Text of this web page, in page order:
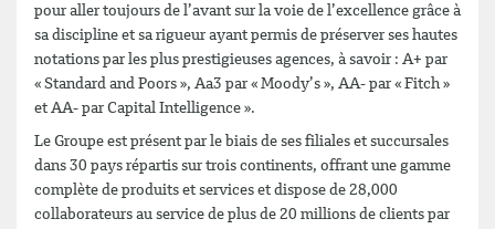
pour aller toujours de l’avant sur la voie de l’excellence grâce à
sa discipline et sa rigueur ayant permis de préserver ses hautes
notations par les plus prestigieuses agences, à savoir : A+ par
« Standard and Poors », Aa3 par « Moody’s », AA- par « Fitch »
et AA- par Capital Intelligence ».
Le Groupe est présent par le biais de ses filiales et succursales
dans 30 pays répartis sur trois continents, offrant une gamme
complète de produits et services et dispose de 28,000
collaborateurs au service de plus de 20 millions de clients par